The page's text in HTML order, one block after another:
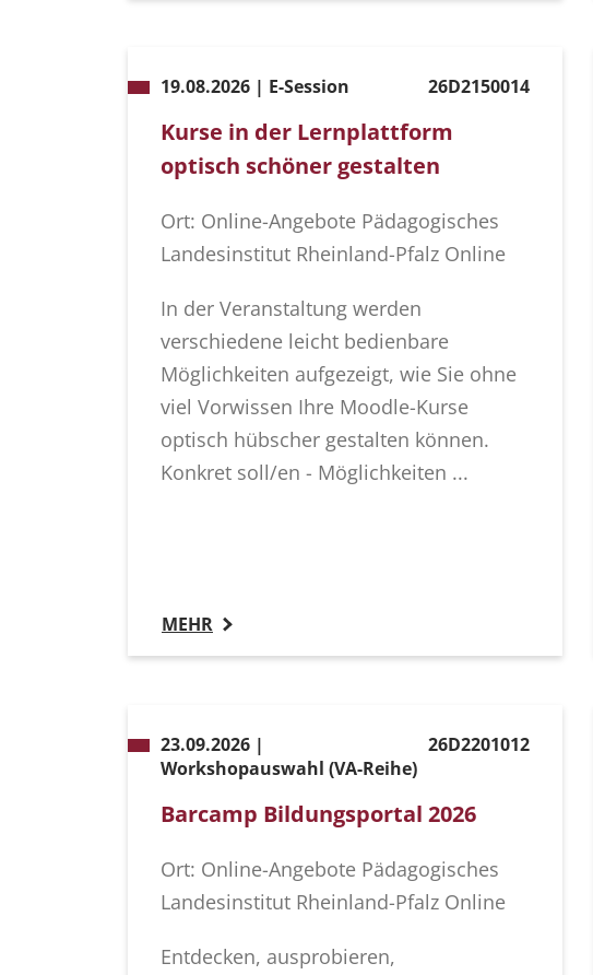
19.08.2026 | E-Session 26D2150014
Kurse in der Lernplattform
optisch schöner gestalten
Ort: Online-Angebote Pädagogisches
Landesinstitut Rheinland-Pfalz Online
In der Veranstaltung werden
verschiedene leicht bedienbare
Möglichkeiten aufgezeigt, wie Sie ohne
viel Vorwissen Ihre Moodle-Kurse
optisch hübscher gestalten können.
Konkret soll/en - Möglichkeiten ...
MEHR
23.09.2026 |
Workshopauswahl (VA-Reihe)
26D2201012
Barcamp Bildungsportal 2026
Ort: Online-Angebote Pädagogisches
Landesinstitut Rheinland-Pfalz Online
Entdecken, ausprobieren,